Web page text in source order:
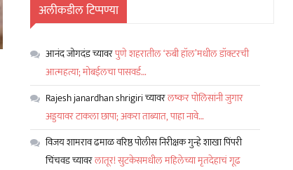
अलीकडील टिप्पण्या
आनंद जोगदंडच्यावरपुणे शहरातील ‘रुबी हॉल’मधील डॉक्टरची
आत्महत्या; मोबईलचा पासवर्ड…
Rajesh janardhan shrigiriच्यावरलष्कर पोलिसांनी जुगार
अड्डयावर टाकला छापा; अकरा ताब्यात, पाहा नावे…
विजय शामराव ढमाळ वरिष्ठ पोलीस निरीक्षक गुन्हे शाखा पिंपरी
चिंचवडच्यावरलातूर! सुटकेसमधील महिलेच्या मृतदेहाचं गूढ